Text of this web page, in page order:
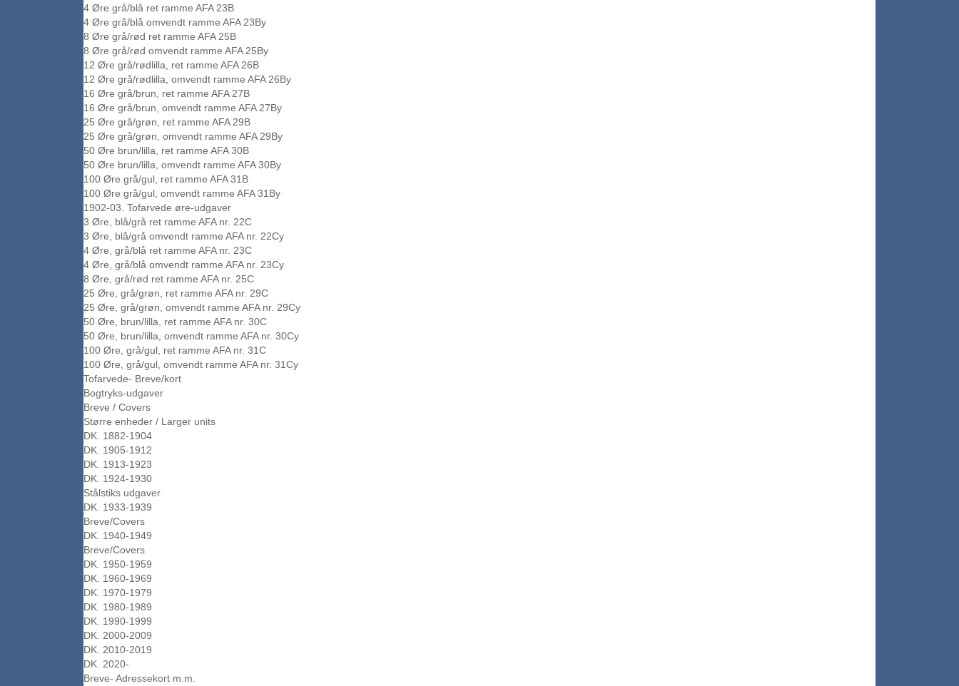
4 Øre grå/blå ret ramme AFA 23B
4 Øre grå/blå omvendt ramme AFA 23By
8 Øre grå/rød ret ramme AFA 25B
8 Øre grå/rød omvendt ramme AFA 25By
12 Øre grå/rødlilla, ret ramme AFA 26B
12 Øre grå/rødlilla, omvendt ramme AFA 26By
16 Øre grå/brun, ret ramme AFA 27B
16 Øre grå/brun, omvendt ramme AFA 27By
25 Øre grå/grøn, ret ramme AFA 29B
25 Øre grå/grøn, omvendt ramme AFA 29By
50 Øre brun/lilla, ret ramme AFA 30B
50 Øre brun/lilla, omvendt ramme AFA 30By
100 Øre grå/gul, ret ramme AFA 31B
100 Øre grå/gul, omvendt ramme AFA 31By
1902-03. Tofarvede øre-udgaver
3 Øre, blå/grå ret ramme AFA nr. 22C
3 Øre, blå/grå omvendt ramme AFA nr. 22Cy
4 Øre, grå/blå ret ramme AFA nr. 23C
4 Øre, grå/blå omvendt ramme AFA nr. 23Cy
8 Øre, grå/rød ret ramme AFA nr. 25C
25 Øre, grå/grøn, ret ramme AFA nr. 29C
25 Øre, grå/grøn, omvendt ramme AFA nr. 29Cy
50 Øre, brun/lilla, ret ramme AFA nr. 30C
50 Øre, brun/lilla, omvendt ramme AFA nr. 30Cy
100 Øre, grå/gul, ret ramme AFA nr. 31C
100 Øre, grå/gul, omvendt ramme AFA nr. 31Cy
Tofarvede- Breve/kort
Bogtryks-udgaver
Breve / Covers
Større enheder / Larger units
DK. 1882-1904
DK. 1905-1912
DK. 1913-1923
DK. 1924-1930
Stålstiks udgaver
DK. 1933-1939
Breve/Covers
DK. 1940-1949
Breve/Covers
DK. 1950-1959
DK. 1960-1969
DK. 1970-1979
DK. 1980-1989
DK. 1990-1999
DK. 2000-2009
DK. 2010-2019
DK. 2020-
Breve- Adressekort m.m.